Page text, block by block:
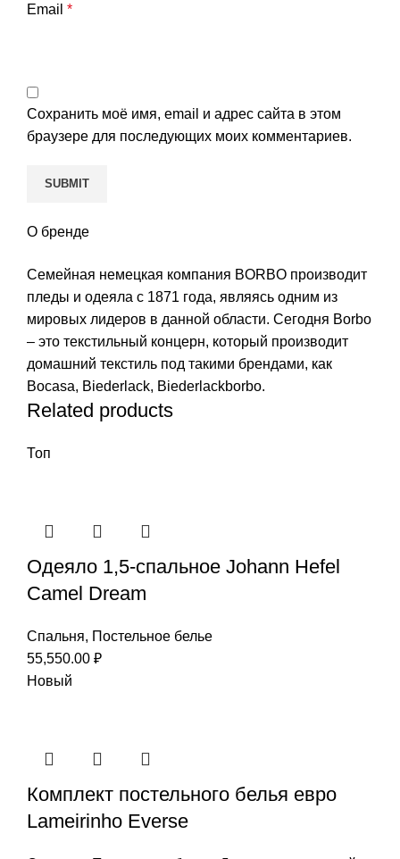
Email *
Сохранить моё имя, email и адрес сайта в этом
браузере для последующих моих комментариев.
О бренде
Семейная немецкая компания BORBO производит
пледы и одеяла с 1871 года, являясь одним из
мировых лидеров в данной области. Сегодня Borbo
– это текстильный концерн, который производит
домашний текстиль под такими брендами, как
Bocasa, Biederlack, Biederlackborbo.
Related products
Топ
Одеяло 1,5-спальное Johann Hefel
Camel Dream
Спальня, Постельное белье
55,550.00 ₽
Новый
Комплект постельного белья евро
Lameirinho Everse